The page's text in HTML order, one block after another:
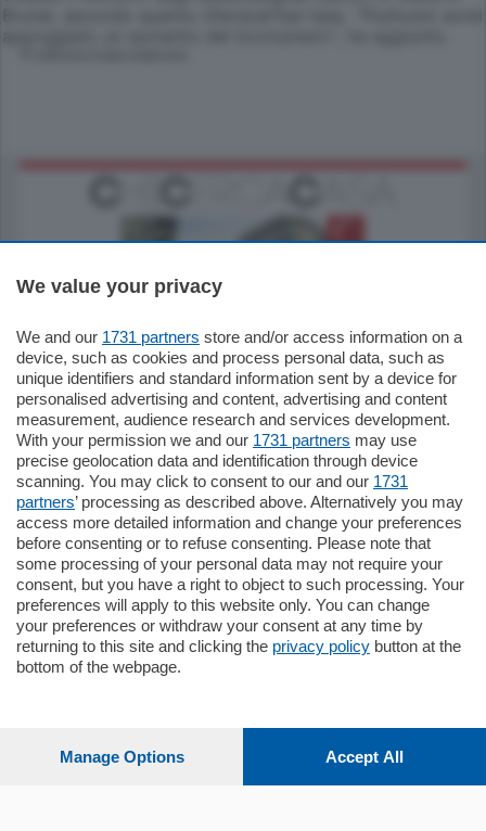
795.000€
Como - Como
Quadrilocale
Zona Como Borghi. Nel complesso di
nuova costruzione "JIULIUS" in Classe
Energetica A2 proponiamo ampio
Quadrilocale …
mq.145locali:4
Sezioni
We value your privacy
We and our 1731 partners store and/or access information on a
device, such as cookies and process personal data, such as
unique identifiers and standard information sent by a device for
personalised advertising and content, advertising and content
measurement, audience research and services development.
With your permission we and our 1731 partners may use
precise geolocation data and identification through device
scanning. You may click to consent to our and our 1731
partners’ processing as described above. Alternatively you may
access more detailed information and change your preferences
before consenting or to refuse consenting. Please note that
some processing of your personal data may not require your
consent, but you have a right to object to such processing. Your
preferences will apply to this website only. You can change
your preferences or withdraw your consent at any time by
returning to this site and clicking the privacy policy button at the
bottom of the webpage.
Manage Options Accept All